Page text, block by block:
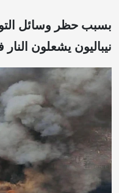
بسبب حظر وسائل
نيباليون يشعلون